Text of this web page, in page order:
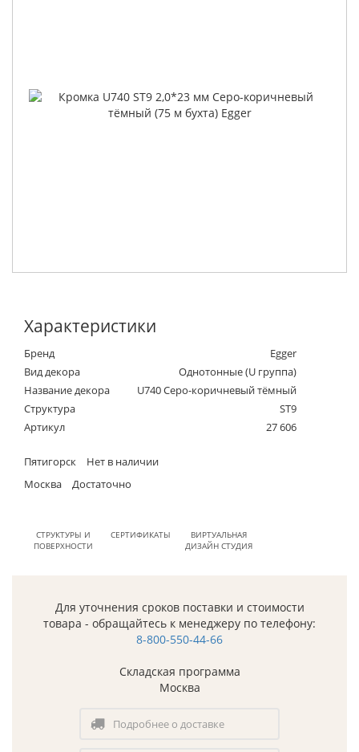
Характеристики
Бренд
Egger
Вид декора
Однотонные (U группа)
Название декора
U740 Cеро-коричневый тёмный
Структура
ST9
Артикул
27 606
Пятигорск
Нет в наличии
Москва
Достаточно
СТРУКТУРЫ И
ПОВЕРХНОСТИ
СЕРТИФИКАТЫ
ВИРТУАЛЬНАЯ
ДИЗАЙН СТУДИЯ
Для уточнения сроков поставки и стоимости
товара - обращайтесь к менеджеру по телефону:
8-800-550-44-66
Складская программа
Москва
Подробнее о доставке